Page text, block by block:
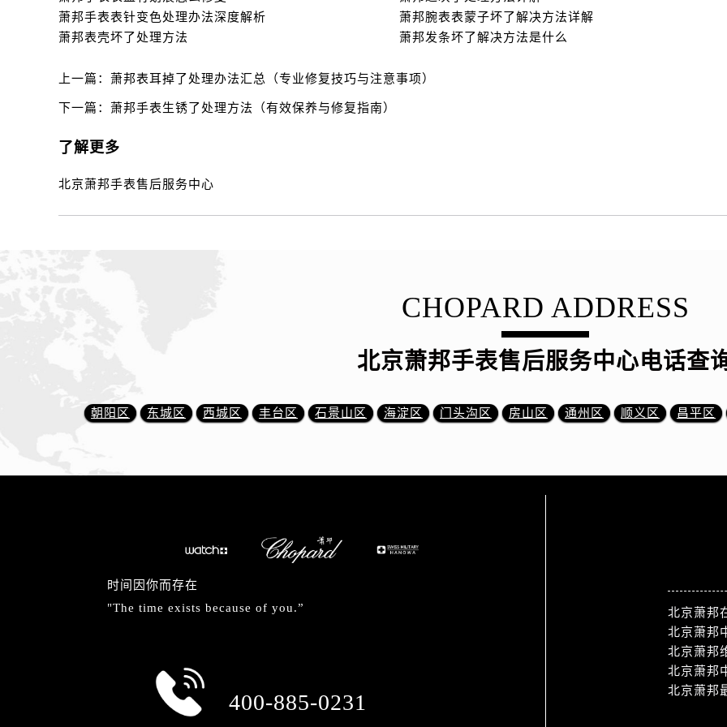
萧邦手表表针变色处理办法深度解析
萧邦腕表表蒙子坏了解决方法详解
萧邦表壳坏了处理方法
萧邦发条坏了解决方法是什么
上一篇： 萧邦表耳掉了处理办法汇总（专业修复技巧与注意事项）
下一篇： 萧邦手表生锈了处理方法（有效保养与修复指南）
了解更多
北京萧邦手表售后服务中心
CHOPARD ADDRESS
北京萧邦手表售后服务中心电话查
朝阳区 东城区 西城区 丰台区 石景山区 海淀区 门头沟区 房山区 通州区 顺义区 昌平区
时间因你而存在
"The time exists because of you.”
400-885-0231
北京萧邦
北京萧邦
北京萧邦
北京萧邦
北京萧邦